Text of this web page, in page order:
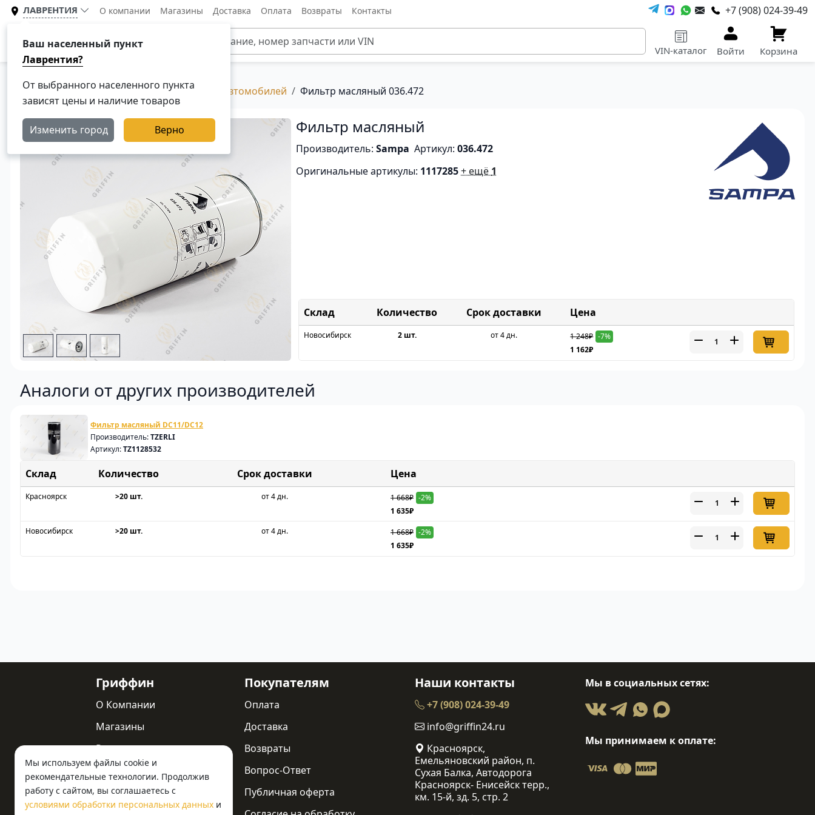
ЛАВРЕНТИЯ
Ваш населенный пункт
Лаврентия?
От выбранного населенного пункта
зависят цены и наличие товаров
Изменить город Верно
О компании Магазины Доставка Оплата Возвраты Контакты +7 (908) 024-39-49
Каталог
VIN-каталог Войти Корзина
Главная Каталог Фильтры для грузовых автомобилей Фильтр масляный 036.472
Фильтр масляный
Производитель:Sampa Артикул:036.472
Оригинальные артикулы: 1117285+ ещё 1
Склад Срок доставки Цена
Новосибирск 2 шт. от 4 дн. 1 248₽ -7%
1 162₽
Аналоги от других производителей
Фильтр масляный DC11/DC12
Производитель:TZERLI
Артикул:TZ1128532
Склад Срок доставки Цена
Красноярск >20 шт. от 4 дн. 1 668₽ -2%
1 635₽
Новосибирск
>20 шт. от 4 дн. 1 668₽ -2%
1 635₽
Мы используем файлы cookie и
рекомендательные технологии. Продолжив
работу с сайтом, вы соглашаетесь с
условиями обработки персональных данных и
Гриффин
О Компании
Магазины
Реквизиты
Статьи
Новости
Покупателям
Оплата
Доставка
Возвраты
Вопрос-Ответ
Публичная оферта
Наши контакты
+7 (908) 024-39-49
info@griffin24.ru
Красноярск,
Емельяновский район, п.
Сухая Балка, Автодорога
Красноярск- Енисейск терр.,
км. 15-й, зд. 5, стр. 2
Мы в социальных сетях:
Мы принимаем к оплате: